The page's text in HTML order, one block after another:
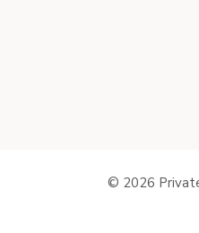
© 2026